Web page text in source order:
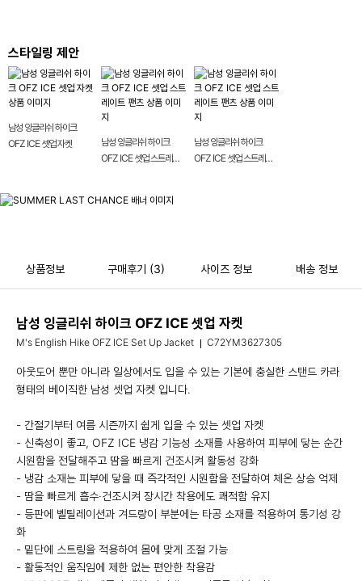
스타일링 제안
남성 잉글리쉬 하이크
OFZ ICE 셋업 자켓
남성 잉글리쉬 하이크
OFZ ICE 셋업 스트레이
남성 잉글리쉬 하이크
OFZ ICE 셋업 스트레이
상품정보 구매후기 (3) 사이즈 정보 배송 정보
남성 잉글리쉬 하이크 OFZ ICE 셋업 자켓
M's English Hike OFZ ICE Set Up Jacket C72YM3627305
아웃도어 뿐만 아니라 일상에서도 입을 수 있는 기본에 충실한 스탠드 카라
형태의 베이직한 남성 셋업 자켓 입니다.
- 간절기부터 여름 시즌까지 쉽게 입을 수 있는 셋업 자켓
- 신축성이 좋고, OFZ ICE 냉감 기능성 소재를 사용하여 피부에 닿는 순간
시원함을 전달해주고 땀을 빠르게 건조시켜 활동성 강화
- 냉감 소재는 피부에 닿을 때 즉각적인 시원함을 전달하여 체온 상승 억제
- 땀을 빠르게 흡수·건조시켜 장시간 착용에도 쾌적함 유지
- 등판에 벨틸레이션과 겨드랑이 부분에는 타공 소재를 적용하여 통기성 강
화
- 밑단에 스트링을 적용하여 몸에 맞게 조절 가능
- 활동적인 움직임에 제한 없는 편안한 착용감